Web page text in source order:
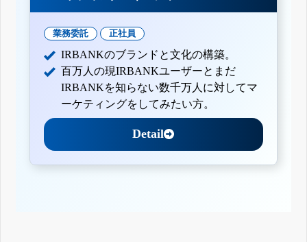
業務委託 正社員
IRBANKのブランドと文化の構築。
百万人の現IRBANKユーザーとまだ
IRBANKを知らない数千万人に対してマ
ーケティングをしてみたい方。
Detail